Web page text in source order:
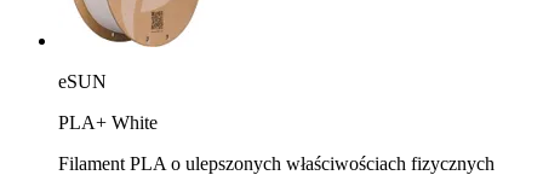
eSUN
PLA+ White
Filament PLA o ulepszonych właściwościach fizycznych